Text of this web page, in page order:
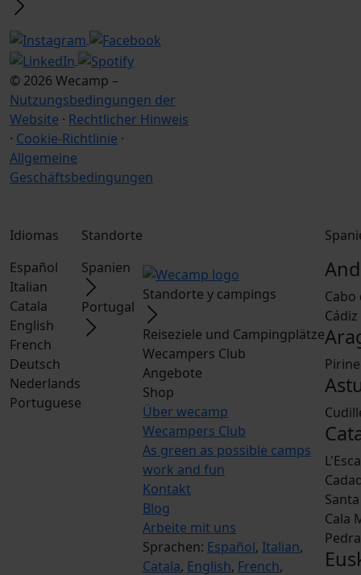
© 2026 Wecamp –
Nutzungsbedingungen der
Website · Rechtlicher Hinweis
· Cookie-Richtlinie ·
Allgemeine
Geschäftsbedingungen
Idiomas
Español
Italian
Catala
English
French
Deutsch
Nederlands
Portuguese
Standorte
Spanien
Portugal
Standorte y campings
Reiseziele und Campingplätze
Wecampers Club
Angebote
Shop
Über wecamp
Wecampers Club
As green as possible camps
work and fun
Kontakt
Blog
Arbeite mit uns
Sprachen: Español, Italian,
Catala, English, French,
Cabo
Cádiz
Cala